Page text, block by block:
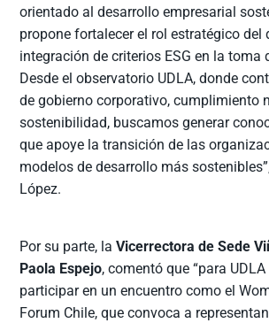
orientado al desarrollo empresarial
propone fortalecer el rol estratégico del
integración de criterios ESG en la toma
Desde el observatorio UDLA, donde
de gobierno corporativo, cumplimiento
sostenibilidad, buscamos generar
que apoye la transición de las
modelos de desarrollo más
López.
Por su parte, laVicerrectora de Sede
Paola Espejo, comentó que “para
participar en un encuentro como el
Forum Chile, que convoca a